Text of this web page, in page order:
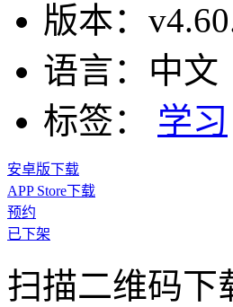
版本：
语言： 中文
标签：
学习
安卓版下载
APP Store下载
预约
已下架
扫描二维码下